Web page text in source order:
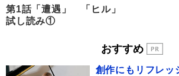
第1話「遭遇」 「ヒル」
試し読み①
おすすめ
創作にもリフレッ